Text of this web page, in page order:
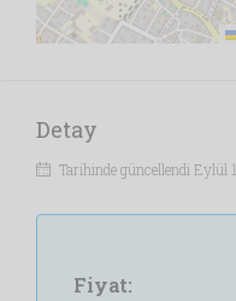
Detay
Tarihinde güncellendi Eylül
Fiyat: